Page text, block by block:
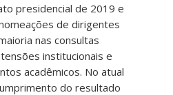
presidencial de 2019 e
de dirigentes
nas consultas
institucionais e
acadêmicos. No atual
do resultado